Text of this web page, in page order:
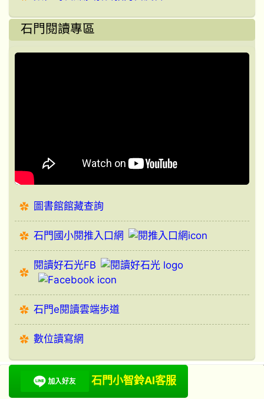
石門閱讀專區
圖書館館藏查詢
石門國小閱推入口網
閱讀好石光FB
石門e閱讀雲端歩道
數位讀寫網
石門小智鈴AI客服